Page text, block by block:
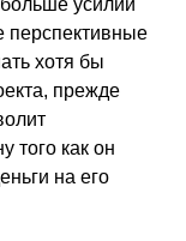
усилий
перспективные
хотя бы
прежде
того как он
на его